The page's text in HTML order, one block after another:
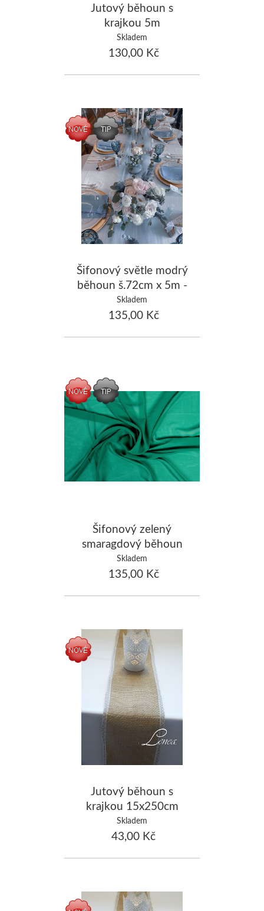
Jutový běhoun s
krajkou 5m
Skladem
130,00 Kč
Šifonový světle modrý
běhoun š.72cm x 5m -
zapůjčení
Skladem
135,00 Kč
Šifonový zelený
smaragdový běhoun
š.72cm x 5m -zapůjčení
Skladem
135,00 Kč
Jutový běhoun s
krajkou 15x250cm
Skladem
43,00 Kč